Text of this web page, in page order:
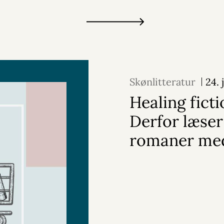
Skønlitteratur 24.
Healing
Derfor
romaner